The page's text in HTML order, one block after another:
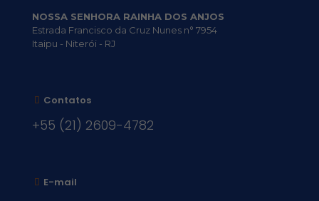
NOSSA SENHORA RAINHA DOS ANJOS
Estrada Francisco da Cruz Nunes n° 7954
Itaipu - Niterói - RJ
Contatos
+55 (21) 2609-4782
E-mail